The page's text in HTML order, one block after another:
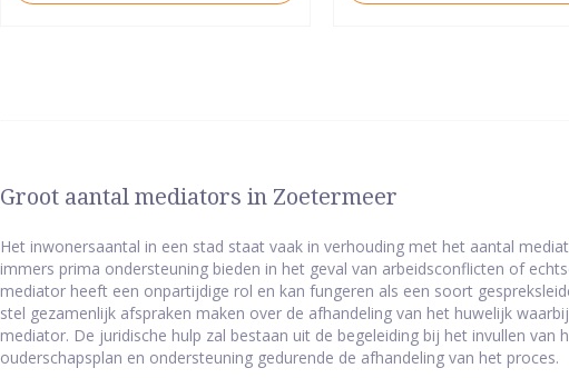
Groot aantal mediators in Zoetermeer
Het inwonersaantal in een stad staat vaak in verhouding met het aantal
immers prima ondersteuning bieden in het geval van arbeidsconflicten of
mediator heeft een onpartijdige rol en kan fungeren als een soort
stel gezamenlijk afspraken maken over de afhandeling van het huwelijk
mediator. De juridische hulp zal bestaan uit de begeleiding bij het invullen van
ouderschapsplan en ondersteuning gedurende de afhandeling van het proces.